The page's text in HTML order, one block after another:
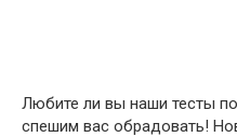
Любите ли вы наши тесты
спешим вас обрадовать!